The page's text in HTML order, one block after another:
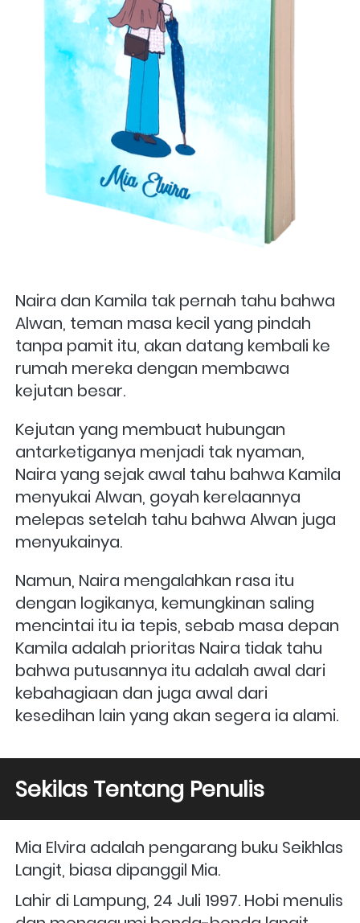
Naira dan Kamila tak pernah tahu bahwa
Alwan, teman masa kecil yang pindah
tanpa pamit itu, akan datang kembali ke
rumah mereka dengan membawa
kejutan besar.
Kejutan yang membuat hubungan
antarketiganya menjadi tak nyaman,
Naira yang sejak awal tahu bahwa Kamila
menyukai Alwan, goyah kerelaannya
melepas setelah tahu bahwa Alwan juga
menyukainya.
Namun, Naira mengalahkan rasa itu
dengan logikanya, kemungkinan saling
mencintai itu ia tepis, sebab masa depan
Kamila adalah prioritas Naira tidak tahu
bahwa putusannya itu adalah awal dari
kebahagiaan dan juga awal dari
kesedihan lain yang akan segera ia alami.
Sekilas Tentang Penulis
Mia Elvira adalah pengarang buku Seikhlas
Langit, biasa dipanggil Mia.
Lahir di Lampung, 24 Juli 1997. Hobi menulis